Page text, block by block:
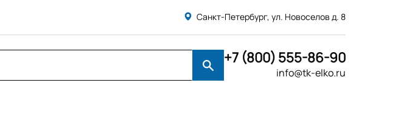
Санкт-Петербург, ул. Новоселов д. 8
+7 (800) 555-86-90
info@tk-elko.ru